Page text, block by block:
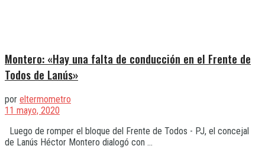
Montero: «Hay una falta de conducción en el Frente de
Todos de Lanús»
por eltermometro
11 mayo, 2020
Luego de romper el bloque del Frente de Todos - PJ, el concejal
de Lanús Héctor Montero dialogó con ...